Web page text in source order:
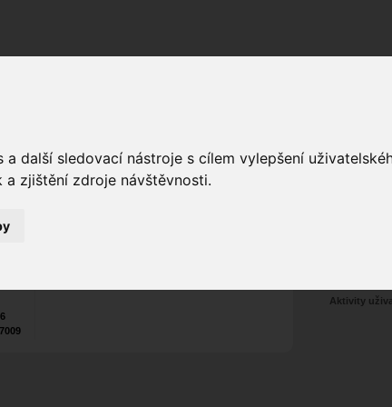
další sledovací nástroje s cílem vylepšení
zjištění zdroje návštěvnosti.
Aktivity